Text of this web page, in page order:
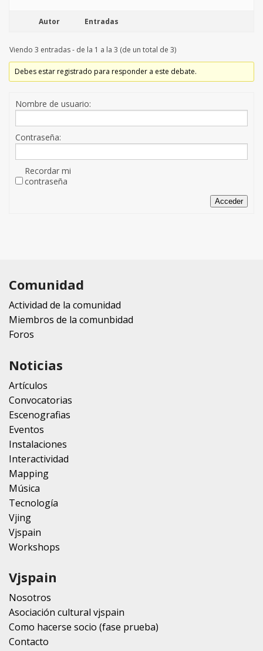
Autor Entradas
Viendo 3 entradas - de la 1 a la 3 (de un total de 3)
Debes estar registrado para responder a este debate.
Nombre de usuario:
Contraseña:
Recordar mi
contraseña
Acceder
Comunidad
Actividad de la comunidad
Miembros de la comunbidad
Foros
Noticias
Artículos
Convocatorias
Escenografias
Eventos
Instalaciones
Interactividad
Mapping
Música
Tecnología
Vjing
Vjspain
Workshops
Vjspain
Nosotros
Asociación cultural vjspain
Como hacerse socio (fase prueba)
Contacto